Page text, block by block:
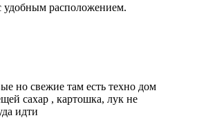
расположением.
но свежие там есть техно дом
сахар , картошка, лук не
идти